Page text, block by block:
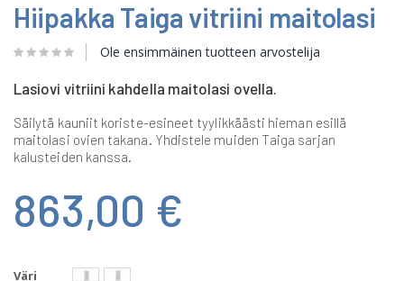
to
the
beginning
of
images
Hiipakka Taiga vitriini maitolasi
Ole ensimmäinen tuotteen arvostelija
Lasiovi vitriini kahdella maitolasi ovella.
Säilytä kauniit koriste-esineet tyylikkäästi hieman esillä
maitolasi ovien takana. Yhdistele muiden Taiga sarjan
kalusteiden kanssa.
863,00 €
Väri